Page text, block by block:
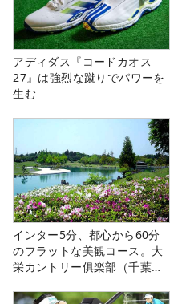
アディダス『コードカオス
27』は強烈な蹴りでパワーを
生む
インター5分、都心から60分
のフラットな美観コース。大
栄カントリー俱楽部（千葉